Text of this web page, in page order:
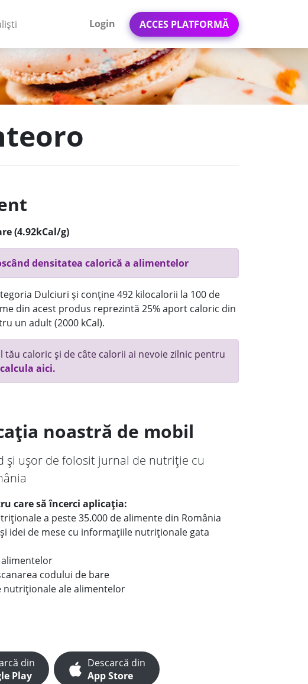
Login ACCES PLATFORMĂ
(4.92kCal/g)
densitatea calorică a alimentelor
Dulciuri și conține 492 kilocalorii la 100 de
din acest produs reprezintă 25% aport caloric din
un adult (2000 kCal).
tău caloric și de câte calorii ai nevoie zilnic pentru
aici.
noastră de mobil
și ușor de folosit jurnal de nutriție cu
care să încerci aplicația:
a peste 35.000 de alimente din România
idei de mese cu informațiile nutriționale gata
alimentelor
codului de bare
ale alimentelor
din
Play
Descarcă din
App Store